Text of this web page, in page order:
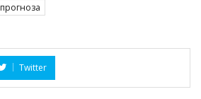
прогноза
Twitter